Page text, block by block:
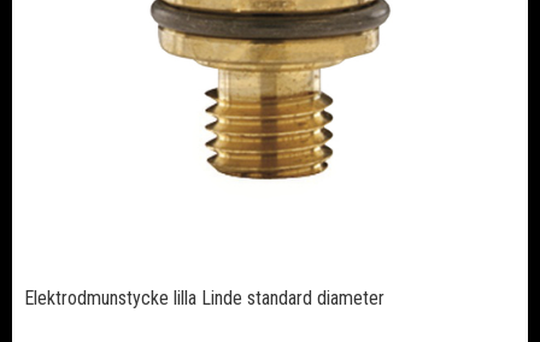
Elektrodmunstycke lilla Linde standard diameter